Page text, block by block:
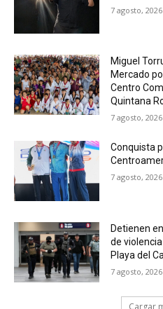
7 agosto, 2026
Miguel
Mercado
Centro
Quintana
7 agosto, 2026
Conquista
7 agosto, 2026
Detienen
de
Playa del
7 agosto, 2026
Cargar